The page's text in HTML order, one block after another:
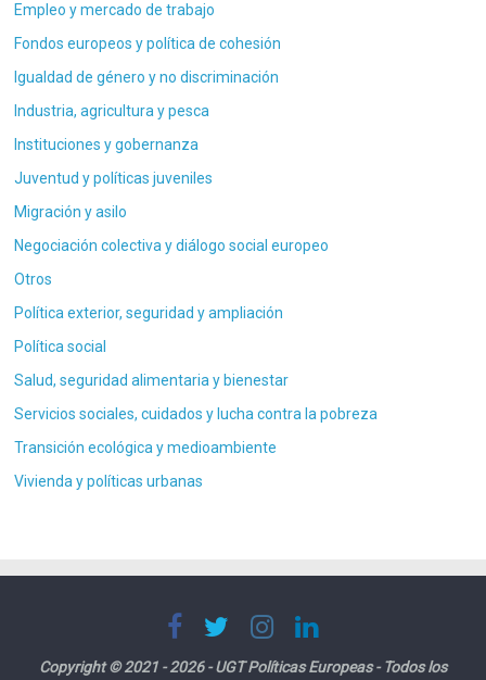
Empleo y mercado de trabajo
Fondos europeos y política de cohesión
Igualdad de género y no discriminación
Industria, agricultura y pesca
Instituciones y gobernanza
Juventud y políticas juveniles
Migración y asilo
Negociación colectiva y diálogo social europeo
Otros
Política exterior, seguridad y ampliación
Política social
Salud, seguridad alimentaria y bienestar
Servicios sociales, cuidados y lucha contra la pobreza
Transición ecológica y medioambiente
Vivienda y políticas urbanas
Copyright © 2021 - 2026 - UGT Políticas Europeas - Todos los